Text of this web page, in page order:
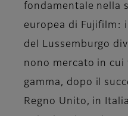
fondamentale nella
europea di Fujifilm:
del Lussemburgo
nono mercato in cui
gamma, dopo il
Regno Unito, in